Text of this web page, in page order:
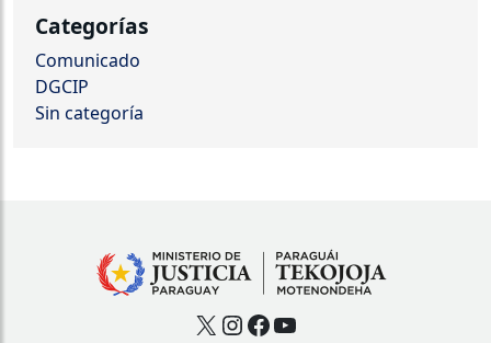
Categorías
Comunicado
DGCIP
Sin categoría
X Instagram
Facebook
YouTube